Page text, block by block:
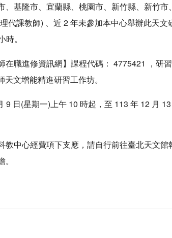
基隆市、宜蘭縣、桃園市、新竹縣、新竹市
代課教師) 、近 2 年未參加本中心舉辦此天文
。
職進修資訊網】課程代碼： 4775421 ，研習
文增能精進研習工作坊。
9 日(星期一)上午 10 時起，至 113 年 12 月
教中心經費項下支應，請自行前往臺北天文館